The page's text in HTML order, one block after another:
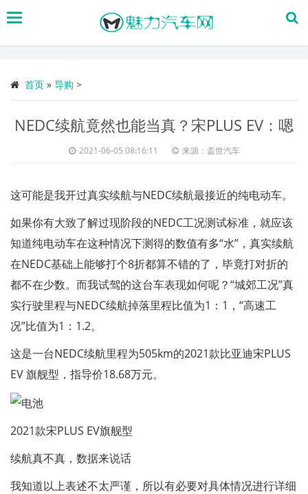
搜
首页 » 导购 >
NEDC续航竟然也能当真？宋PLUS EV：嗯
2021-06-05 08:16:11 来源：盖世汽车
这可能是我开过真实续航与NEDC续航最接近的纯电动车。
如果你有大致了解过现阶段的NEDC工况测试标准，就应该
知道纯电动车在这种情况下测得的数值有多“水”，真实续航
在NEDC基础上能够打个8折都算不错的了，毕竟打对折的
都不在少数。而我试驾的这台车表现如何呢？“城郊工况”真
实行驶里程与NEDC续航掉落里程比值为1：1，“高速工
况”比值为1：1.2。
这是一台NEDC续航里程为505km的2021款比亚迪宋PLUS
EV 旗舰型，指导价18.68万元。
2021款宋PLUS EV旗舰型
续航真不真，数据来说话
我知道以上表述不太严谨，所以有必要对具体情况进行详细